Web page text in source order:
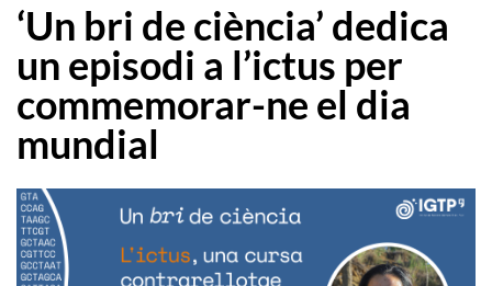
‘Un bri de ciència’ dedica
un episodi a l’ictus per
commemorar-ne el dia
mundial